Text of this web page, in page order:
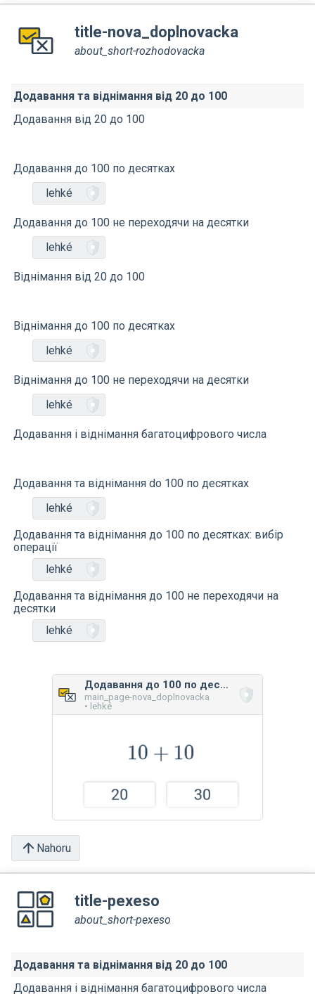
title-nova_doplnovacka
about_short-rozhodovacka
Додавання та віднімання від 20 до 100
Додавання від 20 до 100
Додавання до 100 по десятках
lehké
Додавання до 100 не переходячи на десятки
lehké
Віднімання від 20 до 100
Віднімання до 100 по десятках
lehké
Віднімання до 100 не переходячи на десятки
lehké
Додавання і віднімання багатоцифрового числа
Додавання та віднімання do 100 по десятках
lehké
Додавання та віднімання до 100 по десятках: вибір
операції
lehké
Додавання та віднімання до 100 не переходячи на
десятки
lehké
Додавання до 100 по десятках
main_page-nova_doplnovacka
• lehké
Nahoru
title-pexeso
about_short-pexeso
Додавання та віднімання від 20 до 100
Додавання і віднімання багатоцифрового числа